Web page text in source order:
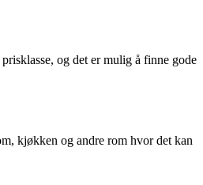
og det er mulig å finne gode
kjøkken og andre rom hvor det kan